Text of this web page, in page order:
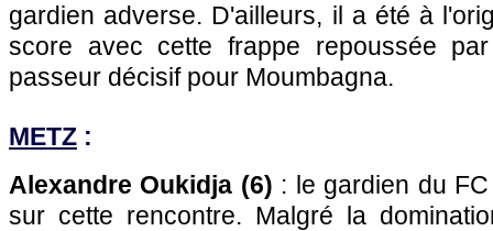
gardien adverse. D'ailleurs, il a été à
score avec cette frappe repoussée
passeur décisif pour Moumbagna.
METZ :
Alexandre Oukidja (6) : le gardien du
sur cette rencontre. Malgré la